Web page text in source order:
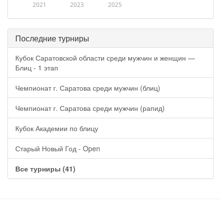
2021 2023 2025
Последние турниры
Кубок Саратовской области среди мужчин и женщин —
Блиц - 1 этап
Чемпионат г. Саратова среди мужчин (блиц)
Чемпионат г. Саратова среди мужчин (рапид)
Кубок Академии по блицу
Старый Новый Год - Open
Все турниры (41)